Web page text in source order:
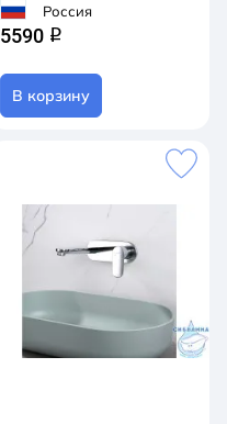
Россия
5590 q
В корзину